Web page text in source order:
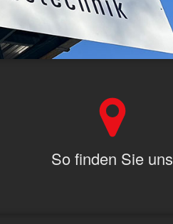
So finden Sie uns